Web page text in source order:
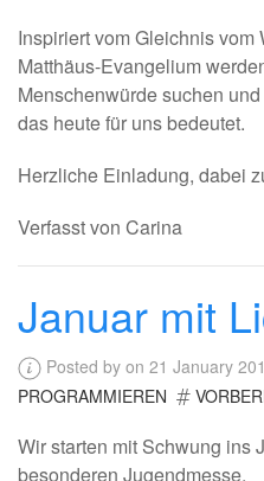
Inspiriert vom Gleichnis vom
Matthäus-Evangelium
Menschenwürde suchen
das heute für uns bedeutet.
Herzliche Einladung, dabei
Verfasst von Carina
Januar mit
Posted by on 21 January
PROGRAMMIEREN
Wir starten mit Schwung ins
besonderen Jugendmesse.